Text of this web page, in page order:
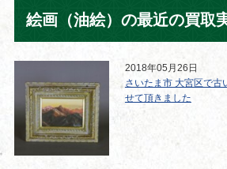
絵画（油絵）の最近の買取
2018年05月26日
さいたま市 大宮区で古
せて頂きました